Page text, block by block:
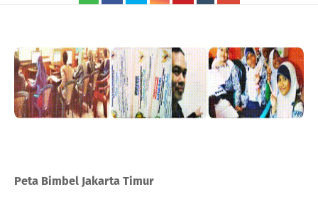
S
T
S
Peta Bimbel Jakarta Timur